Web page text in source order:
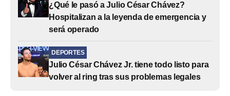
¿Qué le pasó a Julio César Chávez?
Hospitalizan a la leyenda de emergencia y
será operado
DEPORTES
Julio César Chávez Jr. tiene todo listo para
volver al ring tras sus problemas legales